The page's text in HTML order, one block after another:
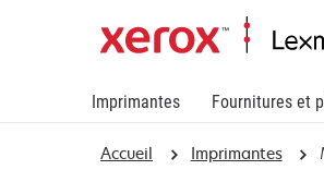
Imprimantes Fournitures et
Accueil Imprimantes